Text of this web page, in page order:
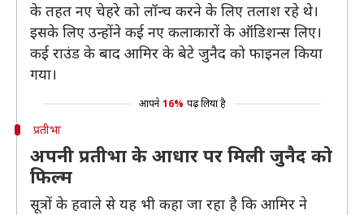
के तहत नए चेहरे को लॉन्च करने के लिए तलाश रहे थे।
इसके लिए उन्होंने कई नए कलाकारों के ऑडिशन्स लिए।
कई राउंड के बाद आमिर के बेटे जुनैद को फाइनल किया
गया।
आपने 16% पढ़ लिया है
प्रतीभा
अपनी प्रतीभा के आधार पर मिली जुनैद को
फिल्म
सूत्रों के हवाले से यह भी कहा जा रहा है कि आमिर ने